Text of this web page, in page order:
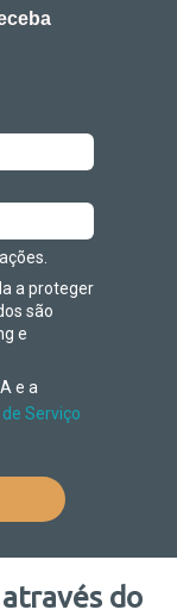
a proteger
são
e
e a
Serviço
do